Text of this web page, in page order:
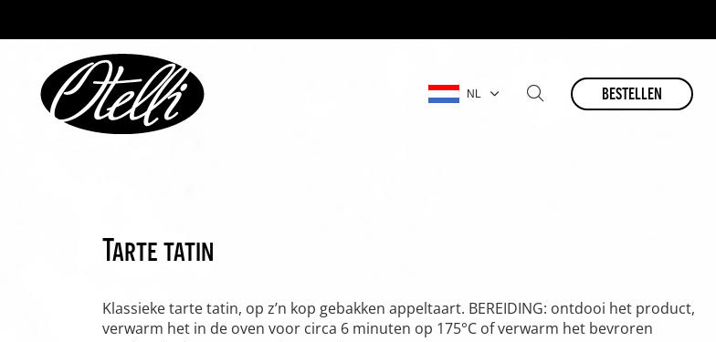
NL bestellen
Tarte tatin
Klassieke tarte tatin, op z’n kop gebakken appeltaart. BEREIDING: ontdooi het product,
verwarm het in de oven voor circa 6 minuten op 175°C of verwarm het bevroren